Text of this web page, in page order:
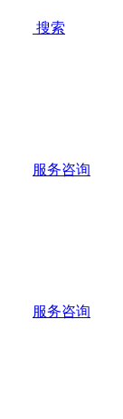
搜索
服务咨询
服务咨询